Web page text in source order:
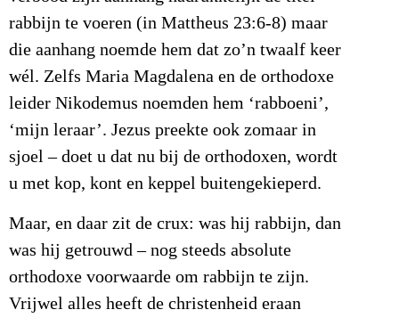
rabbijn te voeren (in Mattheus 23:6-8) maar
die aanhang noemde hem dat zo’n twaalf keer
wél. Zelfs Maria Magdalena en de orthodoxe
leider Nikodemus noemden hem ‘rabboeni’,
‘mijn leraar’. Jezus preekte ook zomaar in
sjoel – doet u dat nu bij de orthodoxen, wordt
u met kop, kont en keppel buitengekieperd.
Maar, en daar zit de crux: was hij rabbijn, dan
was hij getrouwd – nog steeds absolute
orthodoxe voorwaarde om rabbijn te zijn.
Vrijwel alles heeft de christenheid eraan